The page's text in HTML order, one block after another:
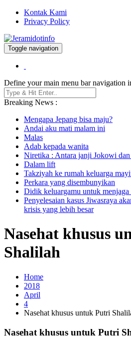
Kontak Kami
Privacy Policy
Jeramidotinfo
Berita dan Informasi Terkini
Toggle navigation
Define your main menu bar navigation
Breaking News :
Mengapa Jepang bisa maju?
Andai aku mati malam ini
Malas
Adab kepada wanita
Niretika : Antara janji Jokowi
Dalam lift
Takziyah ke rumah keluarga
Perkara yang disembunyikan
Didik keluargamu untuk menjaga
Penyelesaian kasus Jiwasraya
krisis yang lebih besar
Nasehat khusus
Shalilah
Home
2018
April
4
Nasehat khusus untuk Putri
Nasehat khusus untuk Putri